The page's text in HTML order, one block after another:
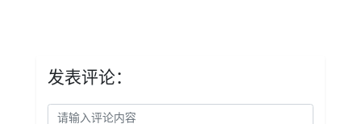
发表评论：